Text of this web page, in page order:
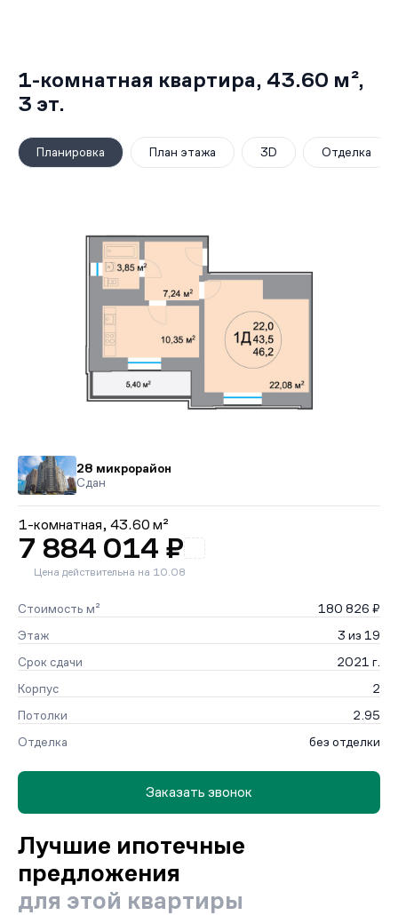
1-комнатная квартира, 43.60 м²,
3 эт.
Планировка План этажа 3D Отделка
28 микрорайон
Сдан
1-комнатная, 43.60 м²
7 884 014 ₽
Цена действительна на 10.08
Стоимость м²
180 826 ₽
Этаж
3 из 19
Срок сдачи
2021 г.
Корпус
2
Потолки
2.95
Отделка
без отделки
Заказать звонок
Лучшие ипотечные
предложения
для этой квартиры